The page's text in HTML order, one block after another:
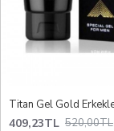
409,23TL 520,00TL